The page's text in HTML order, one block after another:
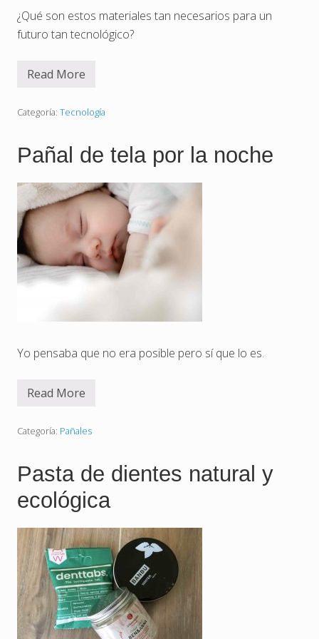
p
o
¿Qué son estos materiales tan necesarios para un
futuro tan tecnológico?
S
e
o
n
u
c
t
o
Read More
Categoría: Tecnología
Pañal de tela por la noche
Yo pensaba que no era posible pero sí que lo es.
P
a
e
t
e
a
o
r
l
a
n
o
c
h
e
Read More
Categoría: Pañales
Pasta de dientes natural y
ecológica